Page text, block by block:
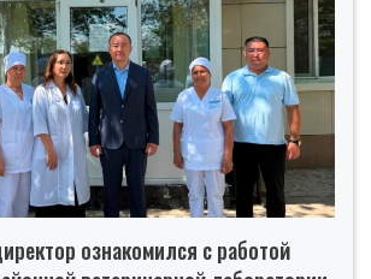
ознакомился с работой